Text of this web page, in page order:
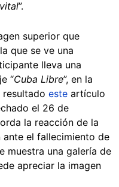
”.
superior que
que se ve una
lleva una
“Cuba Libre”, en la
este artículo
el 26 de
la reacción de la
ante el fallecimiento de
muestra una galería de
apreciar la imagen